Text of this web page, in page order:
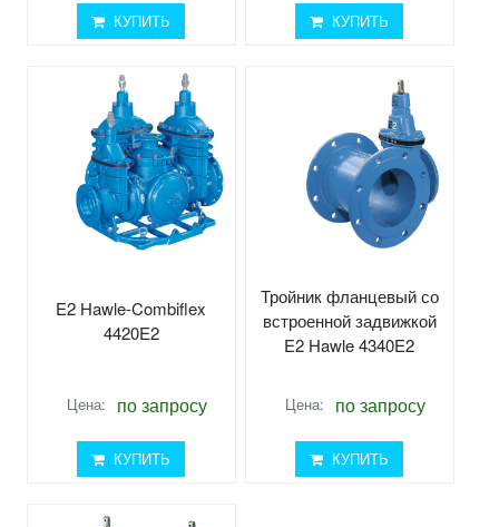
КУПИТЬ КУПИТЬ
E2 Hawle-Combiflex
4420E2
Цена: по запросу
КУПИТЬ
Тройник фланцевый со
встроенной задвижкой
E2 Hawle 4340E2
Цена: по запросу
КУПИТЬ